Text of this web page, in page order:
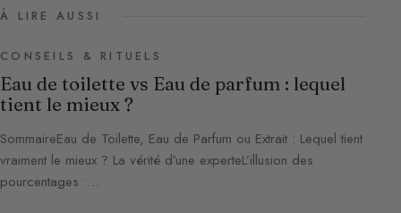
À LIRE AUSSI
CONSEILS & RITUELS
Eau de toilette vs Eau de parfum : lequel
tient le mieux ?
SommaireEau de Toilette, Eau de Parfum ou Extrait : Lequel tient
vraiment le mieux ? La vérité d’une experteL’illusion des
pourcentages :…